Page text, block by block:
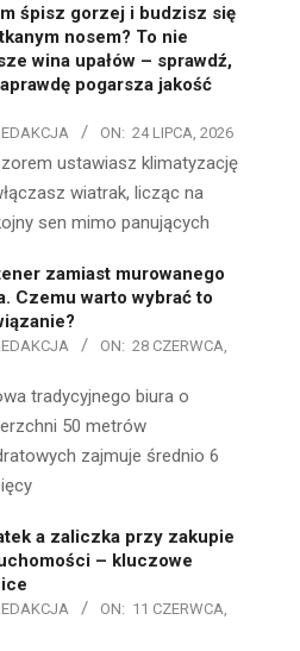
śpisz gorzej i budzisz się
nosem? To nie
wina upałów – sprawdź,
pogarsza jakość
ON: 24 LIPCA, 2026
ustawiasz klimatyzację
wiatrak, licząc na
sen mimo panujących
zamiast murowanego
Czemu warto wybrać to
ON: 28 CZERWCA,
tradycyjnego biura o
50 metrów
zajmuje średnio 6
a zaliczka przy zakupie
– kluczowe
ON: 11 CZERWCA,